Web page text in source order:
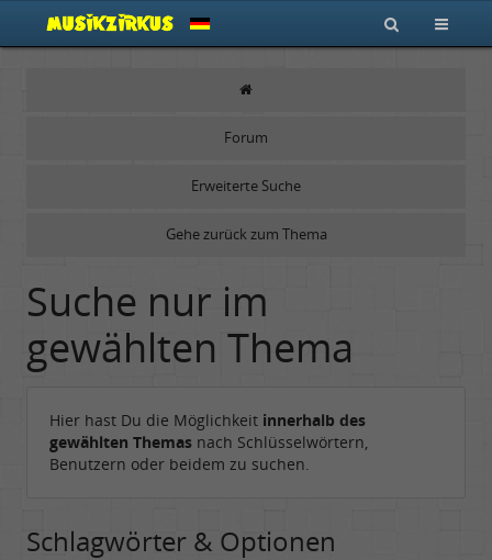
Forum
Erweiterte Suche
Gehe zurück zum Thema
Suche nur im
gewählten Thema
Hier hast Du die Möglichkeit innerhalb des
gewählten Themas nach Schlüsselwörtern,
Benutzern oder beidem zu suchen.
Schlagwörter & Optionen